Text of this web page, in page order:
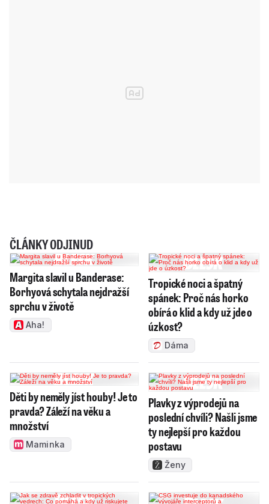
ČLÁNKY ODJINUD
Margita slavil u Banderase:
Borhyová schytala nejdražší
sprchu v životě
Aha!
Tropické noci a špatný
spánek: Proč nás horko
obírá o klid a kdy už jde o
úzkost?
Dáma
Děti by neměly jíst houby! Je to
pravda? Záleží na věku a
množství
Maminka
Plavky z výprodejů na
poslední chvíli? Našli jsme
ty nejlepší pro každou
postavu
Ženy